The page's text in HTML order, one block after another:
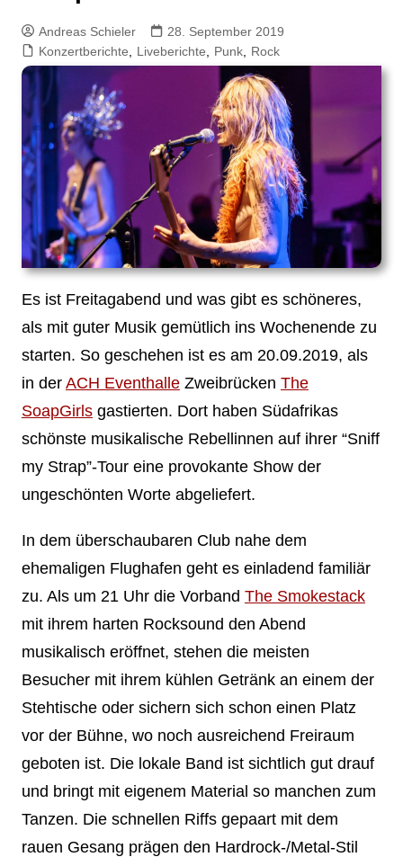
Andreas Schieler
28. September 2019
Konzertberichte
Liveberichte Punk, Rock
Es ist Freitagabend und was gibt es schöneres,
als mit guter Musik gemütlich ins Wochenende zu
starten. So geschehen ist es am 20.09.2019, als
in der ACH EventhalleZweibrücken The
SoapGirlsgastierten. Dort haben Südafrikas
schönste musikalische Rebellinnen auf ihrer “Sniff
my Strap”-Tour eine provokante Show der
ungeschönten Worte abgeliefert.
In dem überschaubaren Club nahe dem
ehemaligen Flughafen geht es einladend familiär
zu. Als um 21 Uhr die Vorband The Smokestack
mit ihrem harten Rocksound den Abend
musikalisch eröffnet, stehen die meisten
Besucher mit ihrem kühlen Getränk an einem der
Stehtische oder sichern sich schon einen Platz
vor der Bühne, wo noch ausreichend Freiraum
geboten ist. Die lokale Band ist sichtlich gut drauf
und bringt mit eigenem Material so manchen zum
Tanzen. Die schnellen Riffs gepaart mit dem
rauen Gesang prägen den Hardrock-/Metal-Stil